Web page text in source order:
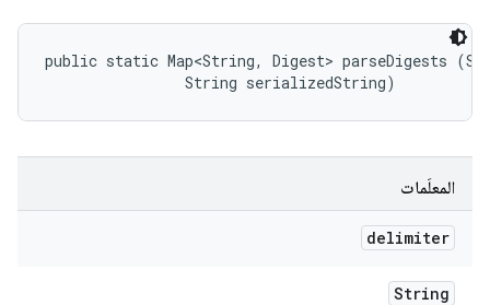
public static Map<String, Digest> parseDigests
                String serializedString)
المعلَمات
delimiter
String